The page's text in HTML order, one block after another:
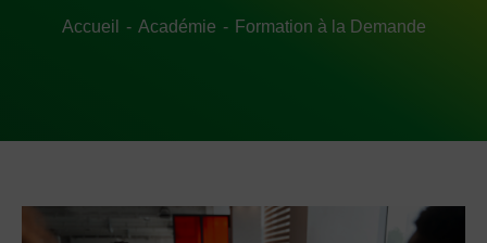
Accueil Académie Formation à la Demande